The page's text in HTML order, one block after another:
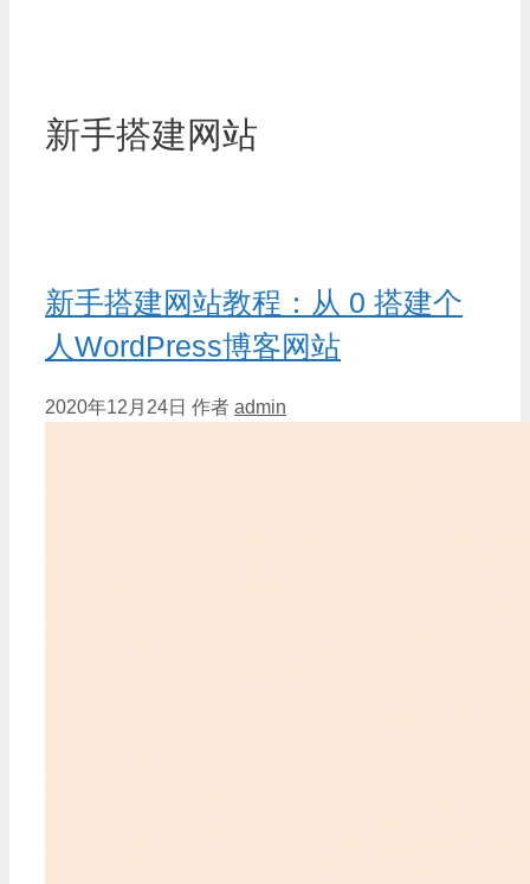
新手搭建网站
新手搭建网站教程：从 0 搭建个
人WordPress博客网站
2020年12月24日 作者 admin